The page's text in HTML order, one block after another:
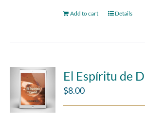
Add to cart Details
El Espíritu de
$8.00